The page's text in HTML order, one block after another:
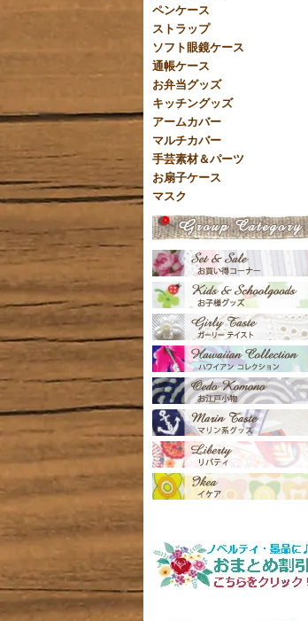
ペンケース
ストラップ
ソフト眼鏡ケース
通帳ケース
お弁当グッズ
キッチングッズ
アームカバー
マルチカバー
手芸素材＆パーツ
お扇子ケース
マスク